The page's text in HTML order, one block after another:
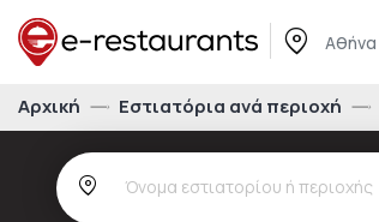
Αθήνα
Αρχική Εστιατόρια ανά περιοχή